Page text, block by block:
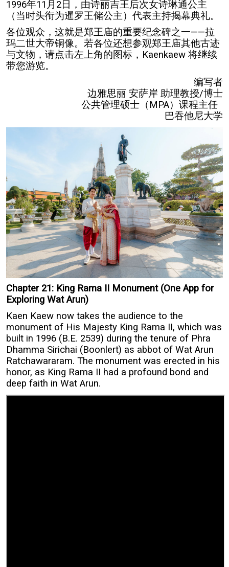
1996年11月2日，由诗丽吉王后次女诗琳通公主
（当时头衔为暹罗王储公主）代表主持揭幕典礼。
各位观众，这就是郑王庙的重要纪念碑之一——拉
玛二世大帝铜像。若各位还想参观郑王庙其他古迹
与文物，请点击左上角的图标，Kaenkaew 将继续
带您游览。
编写者
边雅思丽 安萨岸 助理教授/博士
公共管理硕士（MPA）课程主任
巴吞他尼大学
Chapter 21: King Rama II Monument (One App for
Exploring Wat Arun)
Kaen Kaew now takes the audience to the
monument of His Majesty King Rama II, which was
built in 1996 (B.E. 2539) during the tenure of Phra
Dhamma Sirichai (Boonlert) as abbot of Wat Arun
Ratchawararam. The monument was erected in his
honor, as King Rama II had a profound bond and
deep faith in Wat Arun.